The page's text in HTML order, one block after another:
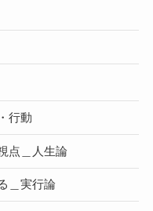
行動
点＿人生論
＿実行論